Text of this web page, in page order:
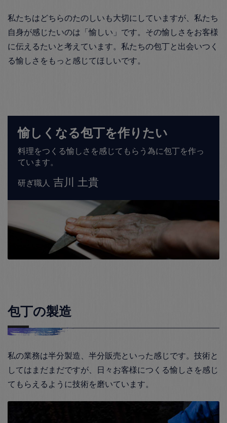
私たちはどちらのたのしいも大切にしていますが、私たち
自身が感じたいのは「愉しい」です。その愉しさをお客様
に伝えるたいと考えています。私たちの包丁と出会いつく
る愉しさをもっと感じてほしいです。
愉しくなる包丁を作りたい
料理をつくる愉しさを感じてもらう為に包丁を作っ
ています。
研ぎ職人 吉川 土貴
包丁の製造
私の業務は半分製造、半分販売といった感じです。技術と
してはまだまだですが、日々お客様につくる愉しさを感じ
てもらえるように技術を磨いています。